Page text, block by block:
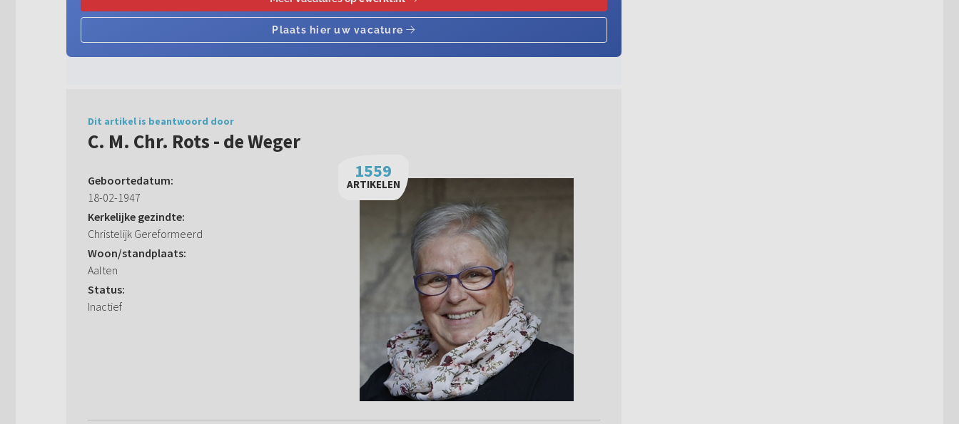
Dit artikel is beantwoord door
C. M. Chr. Rots - de Weger
Geboortedatum:
18-02-1947
Kerkelijke gezindte:
Christelijk Gereformeerd
Woon/standplaats:
Aalten
Status:
Inactief
1559
ARTIKELEN